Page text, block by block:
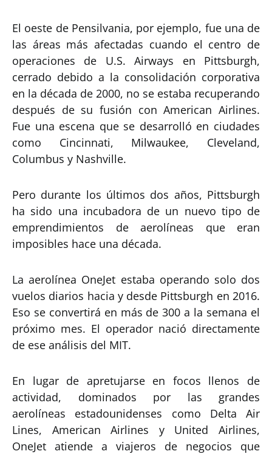
El oeste de Pensilvania, por ejemplo, fue una de
las áreas más afectadas cuando el centro de
operaciones de U.S. Airways en Pittsburgh,
cerrado debido a la consolidación corporativa
en la década de 2000, no se estaba recuperando
después de su fusión con American Airlines.
Fue una escena que se desarrolló en ciudades
como Cincinnati, Milwaukee, Cleveland,
Columbus y Nashville.
Pero durante los últimos dos años, Pittsburgh
ha sido una incubadora de un nuevo tipo de
emprendimientos de aerolíneas que eran
imposibles hace una década.
La aerolínea OneJet estaba operando solo dos
vuelos diarios hacia y desde Pittsburgh en 2016.
Eso se convertirá en más de 300 a la semana el
próximo mes. El operador nació directamente
de ese análisis del MIT.
En lugar de apretujarse en focos llenos de
actividad, dominados por las grandes
aerolíneas estadounidenses como Delta Air
Lines, American Airlines y United Airlines,
OneJet atiende a viajeros de negocios que